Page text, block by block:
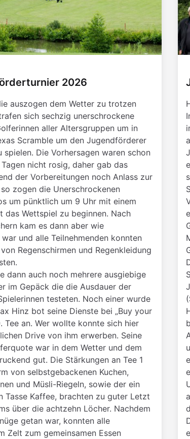
2026
auszogen dem Wetter zu trotzen
sich sechzig unerschrockene
aller Altersgruppen um in
Scramble um den Jugendförderer
spielen. Die Vorhersagen waren schon
nicht rosig, daher gab das
der Vorbereitungen noch Anlass zur
zogen die Unerschrockenen
um pünktlich um 9 Uhr mit einem
das Wettspiel zu beginnen. Nach
kam es dann aber wie
und alle Teilnehmenden konnten
Regenschirmen und Regenkleidung
dann auch noch mehrere ausgiebige
im Gepäck die die Ausdauer der
testeten. Noch einer wurde
Hinz bot seine Dienste bei „Buy your
Tee an. Wer wollte konnte sich hier
Drive von ihm erwerben. Seine
war in dem Wetter und dem
gut. Die Stärkungen an Tee 1
von selbstgebackenen Kuchen,
und Müsli-Riegeln, sowie der ein
Tasse Kaffee, brachten zu guter Letzt
über die achtzehn Löcher. Nachdem
getan war, konnten alle
Zelt zum gemeinsamen Essen